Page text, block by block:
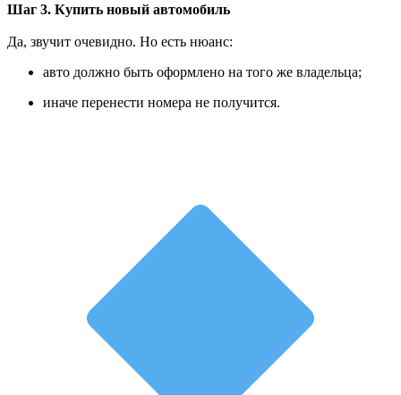
Шаг 3. Купить новый автомобиль
Да, звучит очевидно. Но есть нюанс:
авто должно быть оформлено на того же владельца;
иначе перенести номера не получится.